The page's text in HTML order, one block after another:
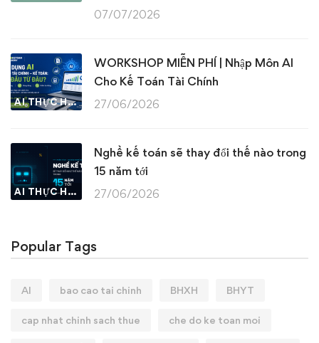
07/07/2026
AI THỰC HÀNH
WORKSHOP MIỄN PHÍ | Nhập Môn AI
Cho Kế Toán Tài Chính
27/06/2026
AI THỰC HÀNH
Nghề kế toán sẽ thay đổi thế nào trong
15 năm tới
27/06/2026
Popular Tags
AI bao cao tai chinh BHXH BHYT
cap nhat chinh sach thue che do ke toan moi